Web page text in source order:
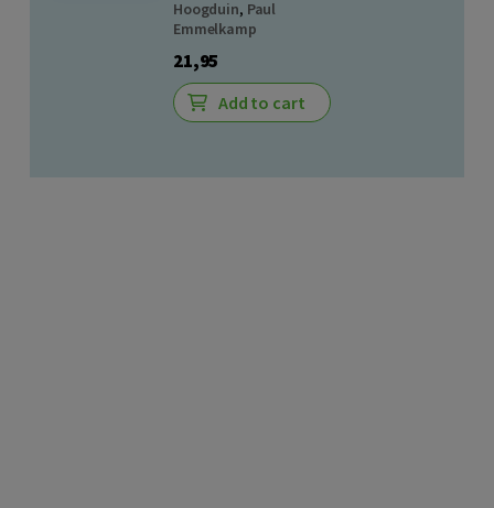
Hoogduin, Paul
Emmelkamp
21,95
Add to cart